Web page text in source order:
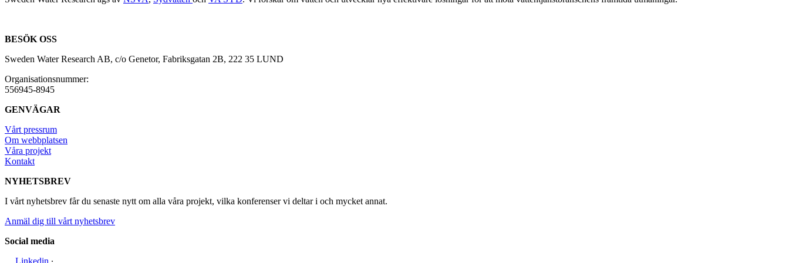
BESÖK OSS
Sweden Water Research AB, c/o Genetor, Fabriksgatan 2B, 222 35 LUND
Organisationsnummer:
556945-8945
GENVÄGAR
Vårt pressrum
Om webbplatsen
Våra projekt
Kontakt
NYHETSBREV
I vårt nyhetsbrev får du senaste nytt om alla våra projekt, vilka konferenser vi deltar i och mycket annat.
Anmäl dig till vårt nyhetsbrev
Social media
Linkedin ∙